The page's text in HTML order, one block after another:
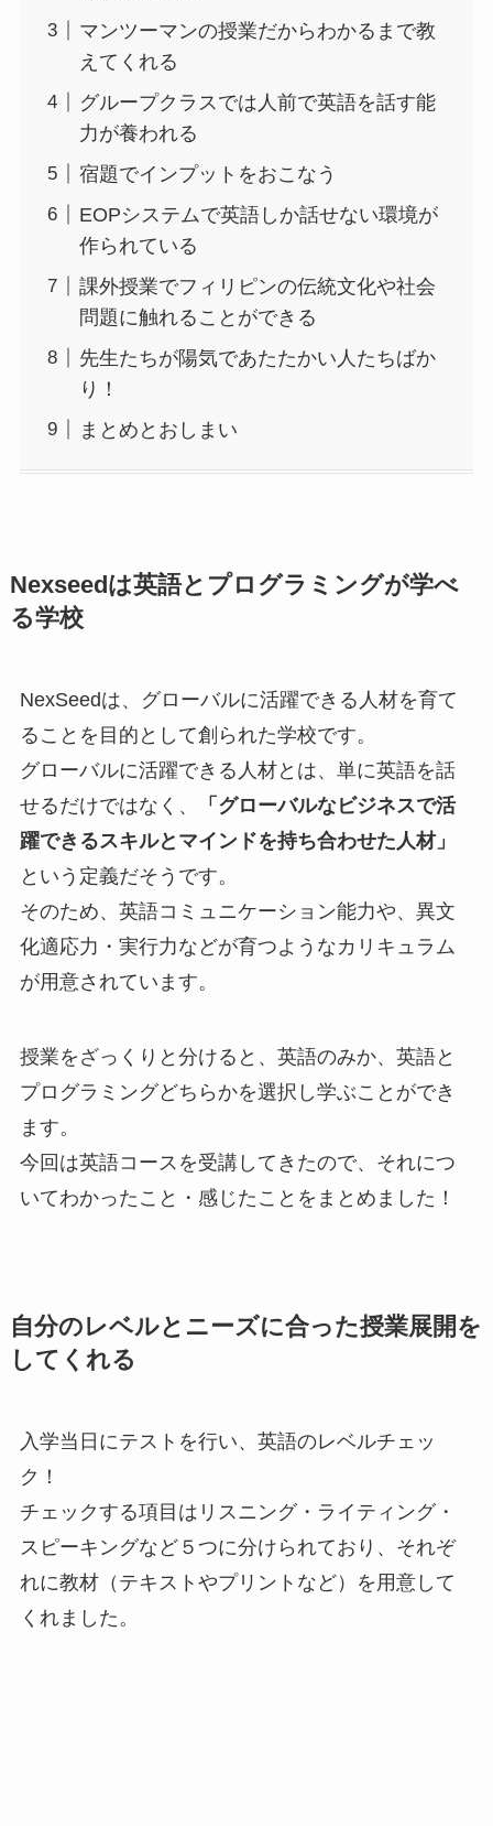
マンツーマンの授業だからわかるまで教
えてくれる
グループクラスでは人前で英語を話す能
力が養われる
宿題でインプットをおこなう
EOPシステムで英語しか話せない環境が
作られている
課外授業でフィリピンの伝統文化や社会
問題に触れることができる
先生たちが陽気であたたかい人たちばか
り！
まとめとおしまい
Nexseed は英語とプログラミングが学べ
る学校
NexSeedは、グローバルに活躍できる人材を育て
ることを目的として創られた学校です。
グローバルに活躍できる人材とは、単に英語を話
せるだけではなく、
「グローバルなビジネスで活
躍できるスキルとマインドを持ち合わせた人材」
という定義だそうです。
そのため、英語コミュニケーション能力や、異文
化適応力・実行力などが育つようなカリキュラム
が用意されています。
授業をざっくりと分けると、英語のみか、英語と
プログラミングどちらかを選択し学ぶことができ
ます。
今回は英語コースを受講してきたので、それにつ
いてわかったこと・感じたことをまとめました！
自分のレベルとニーズに合った授業展開を
してくれる
入学当日にテストを行い、英語のレベルチェッ
ク！
チェックする項目はリスニング・ライティング・
スピーキングなど５つに分けられており、それぞ
れに教材（テキストやプリントなど）を用意して
くれました。